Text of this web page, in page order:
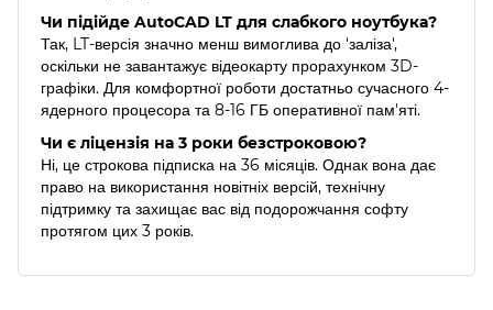
Чи підійде AutoCAD LT для слабкого ноутбука?
Так, LT-версія значно менш вимоглива до 'заліза',
оскільки не завантажує відеокарту прорахунком 3D-
графіки. Для комфортної роботи достатньо сучасного 4-
ядерного процесора та 8-16 ГБ оперативної пам'яті.
Чи є ліцензія на 3 роки безстроковою?
Ні, це строкова підписка на 36 місяців. Однак вона дає
право на використання новітніх версій, технічну
підтримку та захищає вас від подорожчання софту
протягом цих 3 років.